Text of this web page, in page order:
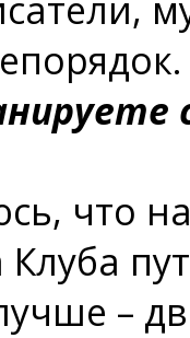
что
Клуба
–